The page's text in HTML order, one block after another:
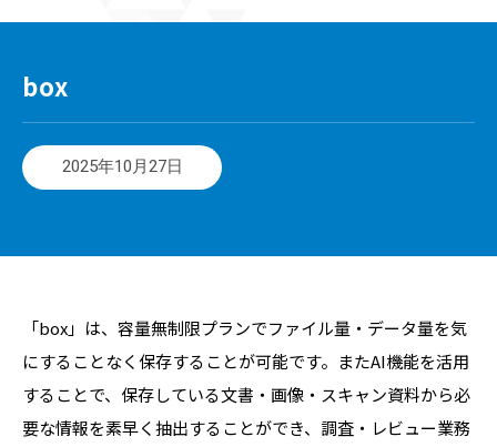
box
2025年10月27日
「box」は、容量無制限プランでファイル量・データ量を気
にすることなく保存することが可能です。またAI機能を活用
することで、保存している文書・画像・スキャン資料から必
要な情報を素早く抽出することができ、調査・レビュー業務